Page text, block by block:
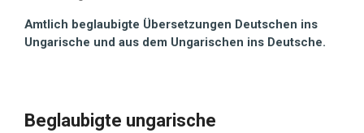
Amtlich beglaubigte Übersetzungen Deutschen ins
Ungarische und aus dem Ungarischen ins Deutsche.
Beglaubigte ungarische